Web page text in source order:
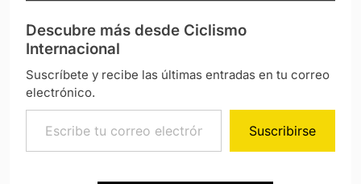
Descubre más desde Ciclismo
Internacional
Suscríbete y recibe las últimas entradas en tu correo
electrónico.
Escribe tu correo electrónico…
Suscribirse